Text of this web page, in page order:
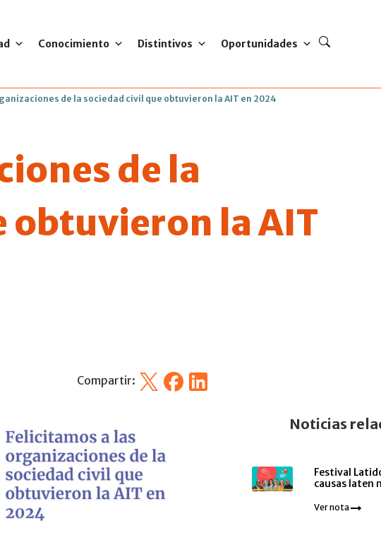
Conocimiento Distintivos Oportunidades
de la sociedad civil que obtuvieron la AIT en 2024
de la
obtuvieron la AIT
Compartir: X FacebookLinkedin
Noticias
Festival
causas laten
Ver nota